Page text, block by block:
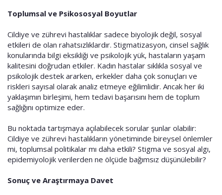
Toplumsal ve Psikososyal Boyutlar
Cildiye ve zührevi hastalıklar sadece biyolojik değil, sosyal
etkileri de olan rahatsızlıklardır. Stigmatizasyon, cinsel sağlık
konularında bilgi eksikliği ve psikolojik yük, hastaların yaşam
kalitesini doğrudan etkiler. Kadın hastalar sıklıkla sosyal ve
psikolojik destek ararken, erkekler daha çok sonuçları ve
riskleri sayısal olarak analiz etmeye eğilimlidir. Ancak her iki
yaklaşımın birleşimi, hem tedavi başarısını hem de toplum
sağlığını optimize eder.
Bu noktada tartışmaya açılabilecek sorular şunlar olabilir:
Cildiye ve zührevi hastalıkların yönetiminde bireysel önlemler
mi, toplumsal politikalar mı daha etkili? Stigma ve sosyal algı,
epidemiyolojik verilerden ne ölçüde bağımsız düşünülebilir?
Sonuç ve Araştırmaya Davet